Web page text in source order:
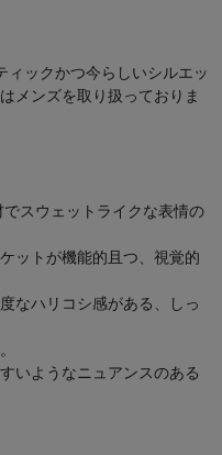
ィックかつ今らしいシルエッ
メンズを取り扱っておりま
スウェットライクな表情の
ットが機能的且つ、視覚的
なハリコシ感がある、しっ
いようなニュアンスのある